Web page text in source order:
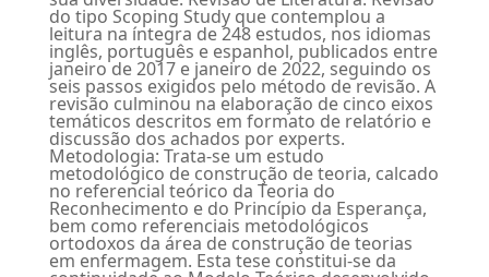
do tipo Scoping Study que contemplou a
leitura na íntegra de 248 estudos, nos idiomas
inglês, português e espanhol, publicados entre
janeiro de 2017 e janeiro de 2022, seguindo os
seis passos exigidos pelo método de revisão. A
revisão culminou na elaboração de cinco eixos
temáticos descritos em formato de relatório e
discussão dos achados por experts.
Metodologia: Trata-se um estudo
metodológico de construção de teoria, calcado
no referencial teórico da Teoria do
Reconhecimento e do Princípio da Esperança,
bem como referenciais metodológicos
ortodoxos da área de construção de teorias
em enfermagem. Esta tese constitui-se da